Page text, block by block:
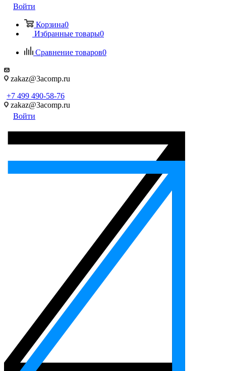
Войти
Корзина0
Избранные товары0
Сравнение товаров0
zakaz@3acomp.ru
+7 499 490-58-76
zakaz@3acomp.ru
Войти